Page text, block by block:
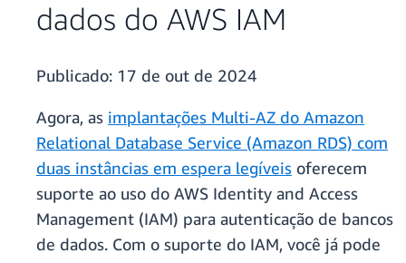
dados do AWS IAM
Publicado: 17 de out de 2024
Agora, as implantações Multi-AZ do Amazon
Relational Database Service (Amazon RDS) com
duas instâncias em espera legíveis oferecem
suporte ao uso do AWS Identity and Access
Management (IAM) para autenticação de bancos
de dados. Com o suporte do IAM, você já pode